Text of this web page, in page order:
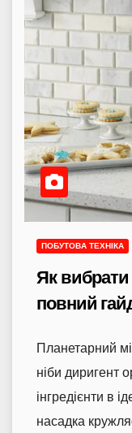
ПОБУТОВА ТЕХНІКА
Як вибрати
повний
Планетарний
ніби диригент
інгредієнти в
насадка